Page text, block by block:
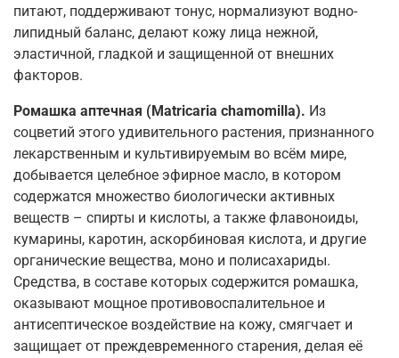
питают, поддерживают тонус, нормализуют водно-
липидный баланс, делают кожу лица нежной,
эластичной, гладкой и защищенной от внешних
факторов.
Ромашка аптечная (Matricaria chamomilla). Из
соцветий этого удивительного растения, признанного
лекарственным и культивируемым во всём мире,
добывается целебное эфирное масло, в котором
содержатся множество биологически активных
веществ – спирты и кислоты, а также флавоноиды,
кумарины, каротин, аскорбиновая кислота, и другие
органические вещества, моно и полисахариды.
Средства, в составе которых содержится ромашка,
оказывают мощное противовоспалительное и
антисептическое воздействие на кожу, смягчает и
защищает от преждевременного старения, делая её